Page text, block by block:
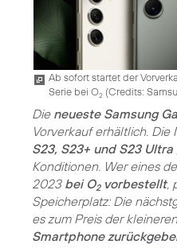
Ab sofort startet der
Serie bei O2 (Credits:
Die neueste Samsung
Vorverkauf erhältlich. Die
S23, S23+ und S23 Ultra
Konditionen. Wer eines
2023 bei O2vorbestellt,
Speicherplatz: Die
es zum Preis der
Smartphone